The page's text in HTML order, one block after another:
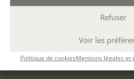
Refuser
Voir les
Politique de cookiesMentions légales et
CGV
Réclamations